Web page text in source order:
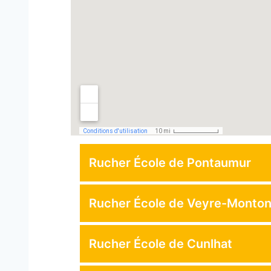
Rucher École de Pontaumur
Rucher École de Veyre-
Rucher École de Cunlhat